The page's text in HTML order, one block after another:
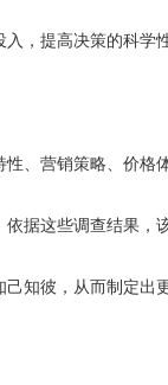
，提高决策的科学
、营销策略、价格
据这些调查结果，
知彼，从而制定出